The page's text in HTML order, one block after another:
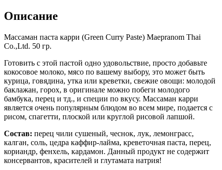
Описание
Массаман паста карри (Green Curry Paste) Maepranom Thai
Co.,Ltd. 50 гр.
Готовить с этой пастой одно удовольствие, просто добавьте
кокосовое молоко, мясо по вашему выбору, это может быть
курица, говядина, утка или креветки, свежие овощи: молодой
баклажан, горох, в оригинале можно побеги молодого
бамбука, перец и тд., и специи по вкусу. Массаман карри
является очень популярным блюдом во всем мире, подается с
рисом, спагетти, плоской или круглой рисовой лапшой.
Состав: перец чили сушеный, чеснок, лук, лемонграсс,
калган, соль, цедра каффир-лайма, креветочная паста, перец,
кориандр, фенхель, кардамон. Данный продукт не содержит
консервантов, красителей и глутамата натрия!